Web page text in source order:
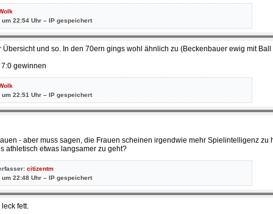
22:54 Uhr – IP gespeichert
und so. In den 70ern gings wohl ähnlich zu (Beckenbauer ewig mit Ball
gewinnen
22:51 Uhr – IP gespeichert
- aber muss sagen, die Frauen scheinen irgendwie mehr Spielintelligenz zu
athletisch etwas langsamer zu geht?
citizentm
22:48 Uhr – IP gespeichert
leck fett.